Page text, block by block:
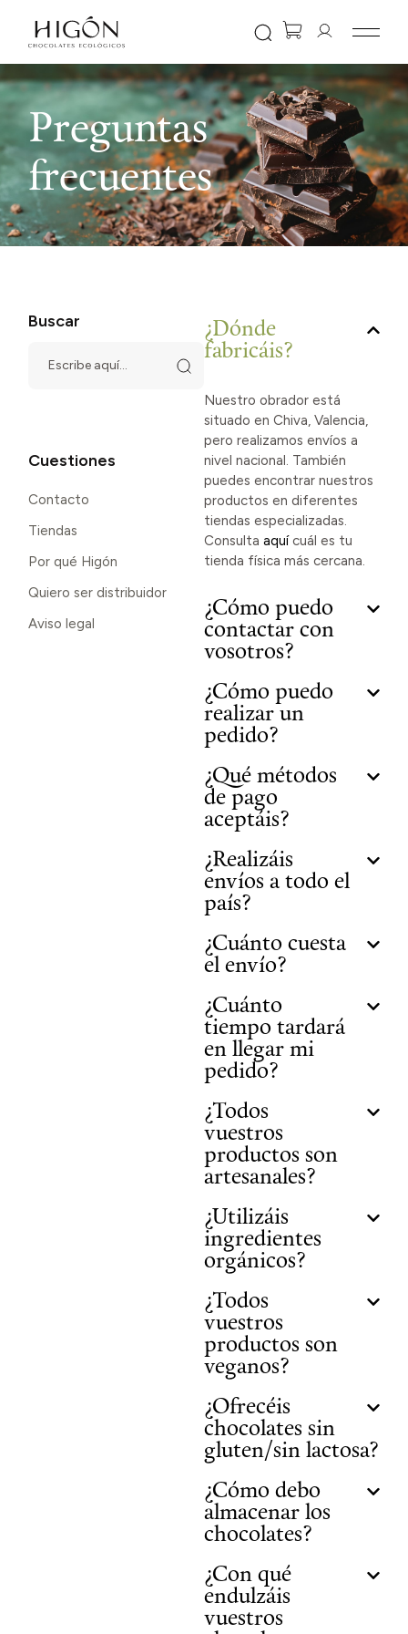
Preguntas
frecuentes
Buscar
Cuestiones
Contacto
Tiendas
Por qué Higón
Quiero ser distribuidor
Aviso legal
¿Dónde
fabricáis?
Nuestro obrador está
situado en Chiva, Valencia,
pero realizamos envíos a
nivel nacional. También
puedes encontrar nuestros
productos en diferentes
tiendas especializadas.
Consulta aquícuál es tu
tienda física más cercana.
¿Cómo puedo
contactar con
vosotros?
¿Cómo puedo
realizar un
pedido?
¿Qué métodos
de pago
aceptáis?
¿Realizáis
envíos a todo el
país?
¿Cuánto cuesta
el envío?
¿Cuánto
tiempo tardará
en llegar mi
pedido?
¿Todos
vuestros
productos son
artesanales?
¿Utilizáis
ingredientes
orgánicos?
¿Todos
vuestros
productos son
veganos?
¿Ofrecéis
chocolates sin
gluten/sin lactosa?
¿Cómo debo
almacenar los
chocolates?
¿Con qué
endulzáis
vuestros